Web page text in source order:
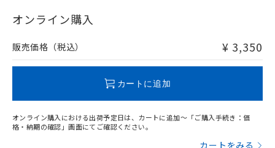
在庫等で未対応品が混在する可能性があります。
問い合わせください。
オンライン購入
販売価格（税込） ¥ 3,350
カートに追加
オンライン購入における出荷予定日は、カートに追加～「ご購入手続き：価
格・納期の確認」画面にてご確認ください。
カートをみる